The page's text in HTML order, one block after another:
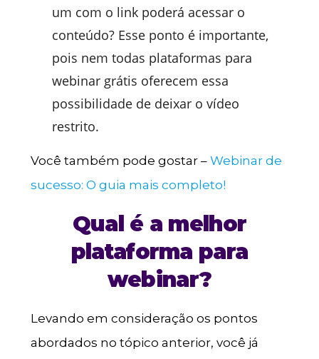
um com o link poderá acessar o
conteúdo? Esse ponto é importante,
pois nem todas plataformas para
webinar grátis oferecem essa
possibilidade de deixar o vídeo
restrito.
Você também pode gostar – Webinar de
sucesso: O guia mais completo!
Qual é a melhor
plataforma para
webinar?
Levando em consideração os pontos
abordados no tópico anterior, você já